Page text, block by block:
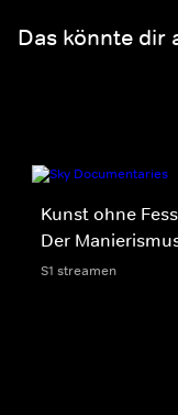
Das könnte dir
Kunst ohne
Der
S1 streamen